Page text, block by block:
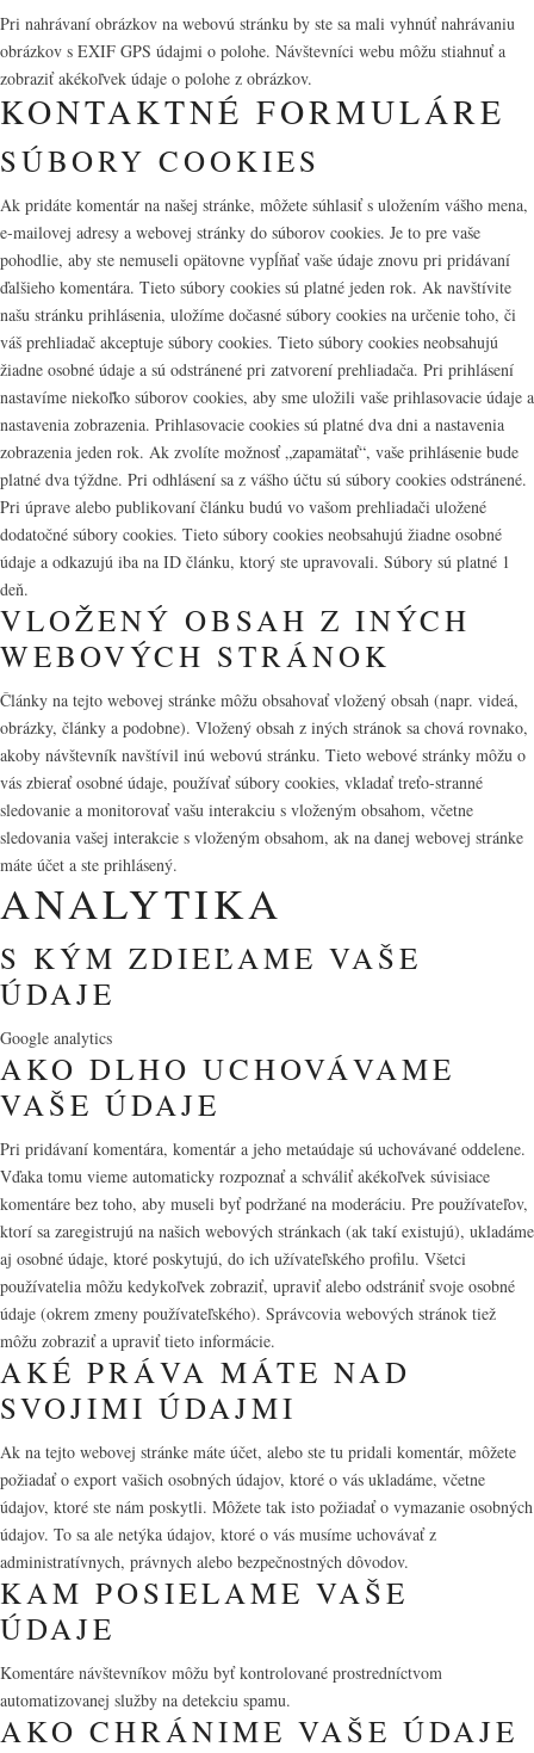
Pri nahrávaní obrázkov na webovú stránku by ste sa mali vyhnúť nahrávaniu
obrázkov s EXIF GPS údajmi o polohe. Návštevníci webu môžu stiahnuť a
zobraziť akékoľvek údaje o polohe z obrázkov.
KONTAKTNÉ FORMULÁRE
SÚBORY COOKIES
Ak pridáte komentár na našej stránke, môžete súhlasiť s uložením vášho mena,
e-mailovej adresy a webovej stránky do súborov cookies. Je to pre vaše
pohodlie, aby ste nemuseli opätovne vypĺňať vaše údaje znovu pri pridávaní
ďalšieho komentára. Tieto súbory cookies sú platné jeden rok. Ak navštívite
našu stránku prihlásenia, uložíme dočasné súbory cookies na určenie toho, či
váš prehliadač akceptuje súbory cookies. Tieto súbory cookies neobsahujú
žiadne osobné údaje a sú odstránené pri zatvorení prehliadača. Pri prihlásení
nastavíme niekoľko súborov cookies, aby sme uložili vaše prihlasovacie údaje a
nastavenia zobrazenia. Prihlasovacie cookies sú platné dva dni a nastavenia
zobrazenia jeden rok. Ak zvolíte možnosť „zapamätať“, vaše prihlásenie bude
platné dva týždne. Pri odhlásení sa z vášho účtu sú súbory cookies odstránené.
Pri úprave alebo publikovaní článku budú vo vašom prehliadači uložené
dodatočné súbory cookies. Tieto súbory cookies neobsahujú žiadne osobné
údaje a odkazujú iba na ID článku, ktorý ste upravovali. Súbory sú platné 1
deň.
VLOŽENÝ OBSAH Z INÝCH
WEBOVÝCH STRÁNOK
Články na tejto webovej stránke môžu obsahovať vložený obsah (napr. videá,
obrázky, články a podobne). Vložený obsah z iných stránok sa chová rovnako,
akoby návštevník navštívil inú webovú stránku. Tieto webové stránky môžu o
vás zbierať osobné údaje, používať súbory cookies, vkladať treťo-stranné
sledovanie a monitorovať vašu interakciu s vloženým obsahom, včetne
sledovania vašej interakcie s vloženým obsahom, ak na danej webovej stránke
máte účet a ste prihlásený.
ANALYTIKA
S KÝM ZDIEĽAME VAŠE
ÚDAJE
Google analytics
AKO DLHO UCHOVÁVAME
VAŠE ÚDAJE
Pri pridávaní komentára, komentár a jeho metaúdaje sú uchovávané oddelene.
Vďaka tomu vieme automaticky rozpoznať a schváliť akékoľvek súvisiace
komentáre bez toho, aby museli byť podržané na moderáciu. Pre používateľov,
ktorí sa zaregistrujú na našich webových stránkach (ak takí existujú), ukladáme
aj osobné údaje, ktoré poskytujú, do ich užívateľského profilu. Všetci
používatelia môžu kedykoľvek zobraziť, upraviť alebo odstrániť svoje osobné
údaje (okrem zmeny používateľského). Správcovia webových stránok tiež
môžu zobraziť a upraviť tieto informácie.
AKÉ PRÁVA MÁTE NAD
SVOJIMI ÚDAJMI
Ak na tejto webovej stránke máte účet, alebo ste tu pridali komentár, môžete
požiadať o export vašich osobných údajov, ktoré o vás ukladáme, včetne
údajov, ktoré ste nám poskytli. Môžete tak isto požiadať o vymazanie osobných
údajov. To sa ale netýka údajov, ktoré o vás musíme uchovávať z
administratívnych, právnych alebo bezpečnostných dôvodov.
KAM POSIELAME VAŠE
ÚDAJE
Komentáre návštevníkov môžu byť kontrolované prostredníctvom
automatizovanej služby na detekciu spamu.
AKO CHRÁNIME VAŠE ÚDAJE